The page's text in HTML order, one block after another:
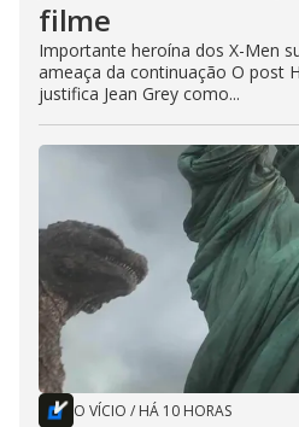
filme
Importante heroína dos X-Men
ameaça da continuação O post
justifica Jean Grey como...
O VÍCIO / HÁ 10 HORAS